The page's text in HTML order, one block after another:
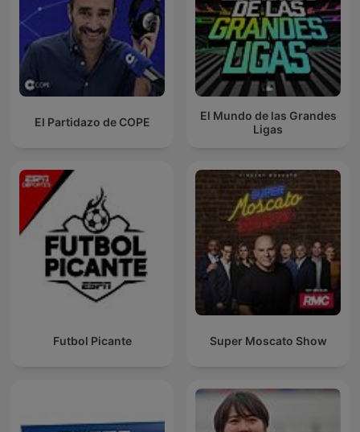
El Partidazo de COPE
El Mundo de las Grandes
Ligas
Futbol Picante Super Moscato Show